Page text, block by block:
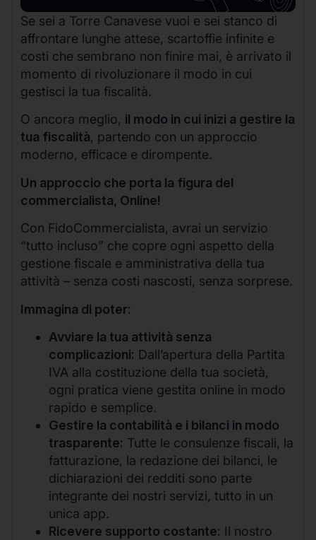
Se sei a Torre Canavese vuoi e sei stanco di
affrontare lunghe attese, scartoffie infinite e
costi che sembrano non finire mai, è arrivato il
momento di rivoluzionare il modo in cui
gestisci la tua fiscalità.
O ancora meglio, il modo in cui inizi a gestire la
tua fiscalità, partendo con un approccio
moderno, efficace e dirompente.
Un approccio che porta la figura del
commercialista, Online!
Con FidoCommercialista, avrai un servizio
“tutto incluso” che copre ogni aspetto della
gestione fiscale e amministrativa della tua
attività – senza costi nascosti, senza sorprese.
Immagina di poter:
Avviare la tua attività senza
complicazioni: Dall’apertura della Partita
IVA alla costituzione della tua società,
ogni pratica viene gestita online in modo
rapido e semplice.
Gestire la contabilità e i bilanci in modo
trasparente: Tutte le consulenze fiscali, la
fatturazione, la redazione dei bilanci, le
dichiarazioni dei redditi sono parte
integrante dei nostri servizi, tutto in un
unica app.
Ricevere supporto costante: Il nostro